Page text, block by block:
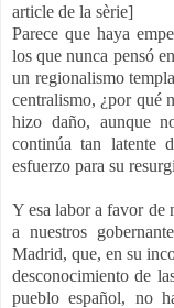
article de la sèrie]
Parece que haya
los que nunca pensó
un regionalismo
centralismo, ¿por qué
hizo daño, aunque
continúa tan latente
esfuerzo para su
Y esa labor a favor de
a nuestros
Madrid, que, en su
desconocimiento de
pueblo español, no